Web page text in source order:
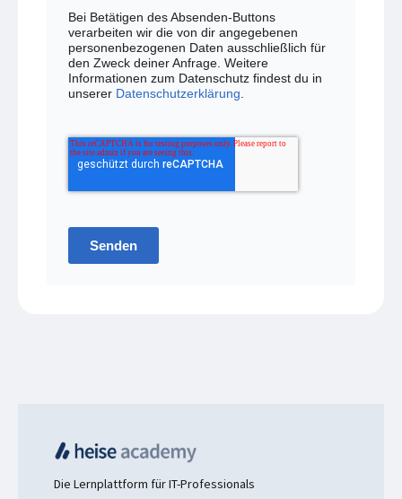
Bei Betätigen des Absenden-Buttons
verarbeiten wir die von dir angegebenen
personenbezogenen Daten ausschließlich für
den Zweck deiner Anfrage. Weitere
Informationen zum Datenschutz findest du in
unserer Datenschutzerklärung
Senden
Die Lernplattform für IT-Professionals